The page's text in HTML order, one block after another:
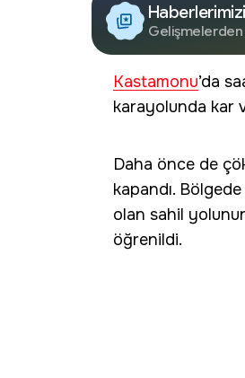
Gelişmelerden
Kastamonu’da
karayolunda kar
Daha önce de
kapandı.
olan sahil
öğrenildi.